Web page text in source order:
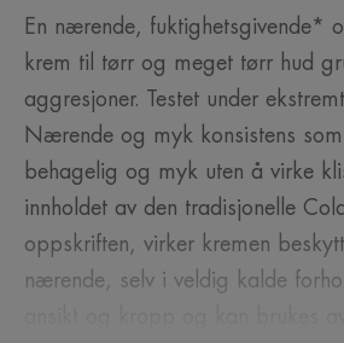
En nærende, fuktighetsgivende*
krem til tørr og meget tørr hud
aggresjoner. Testet under
Nærende og myk konsistens
behagelig og myk uten å virke
innholdet av den tradisjonelle
oppskriften, virker kremen
nærende, selv i veldig kalde